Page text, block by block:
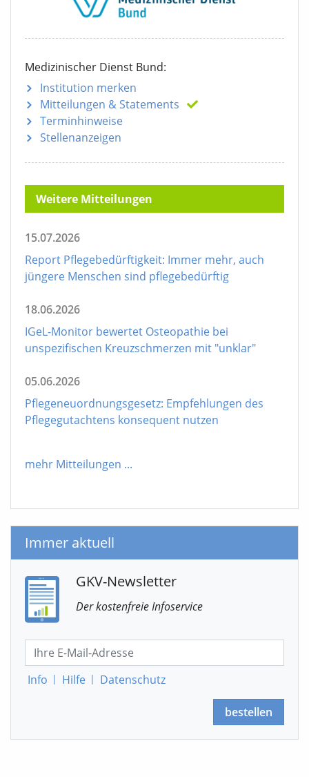
Medizinischer Dienst Bund:
Institution merken
Mitteilungen & Statements
Terminhinweise
Stellenanzeigen
Weitere Mitteilungen
15.07.2026
Report Pflegebedürftigkeit: Immer mehr, auch
jüngere Menschen sind pflegebedürftig
18.06.2026
IGeL-Monitor bewertet Osteopathie bei
unspezifischen Kreuzschmerzen mit "unklar"
05.06.2026
Pflegeneuordnungsgesetz: Empfehlungen des
Pflegegutachtens konsequent nutzen
mehr Mitteilungen ...
Immer aktuell
GKV-Newsletter
Der kostenfreie Infoservice
Info | Hilfe | Datenschutz
bestellen